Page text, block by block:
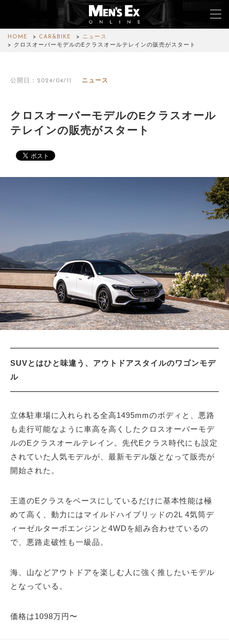
HOME CAR&BIKE
ニュース
クロスオーバーモデルのEクラスオールテレインの販売がスタート
公開日：2024/04/11 ニュース
クロスオーバーモデルのEクラスオール
テレインの販売がスタート
SUVとはひと味違う、アウトドアスタイルのワゴンモデ
ル
立体駐車場に入れられる全高1495mmのボディと、悪路
も走行可能なように車高を高くしたクロスオーバーモデ
ルのEクラスオールテレイン。先代Eクラス時代にも設定
されていた人気モデルが、最新モデル版となって販売が
開始された。
王道のEクラスをベースにしているだけに基本性能は極
めて高く、動力にはマイルドハイブリッドの2L 4気筒デ
ィーゼルターボエンジンと4WDを組み合わせているの
で、悪路走破性も一級品。
海、山などアウトドアを楽しむ人に強く推したいモデル
となっている。
価格は1098万円〜
WATCH
CAR&BIKE
LIFESTYLE
サイトマップ